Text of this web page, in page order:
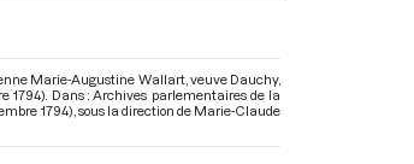
Marie-Augustine Wallart, veuve Dauchy,
Dans : Archives parlementaires de la
1794) , sous la direction de Marie-Claude